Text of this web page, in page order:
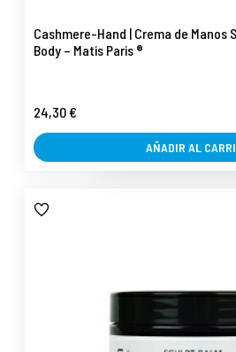
Cashmere-Hand | Crema de Manos
Body – Matis Paris ®
24,30 €
AÑADIR AL